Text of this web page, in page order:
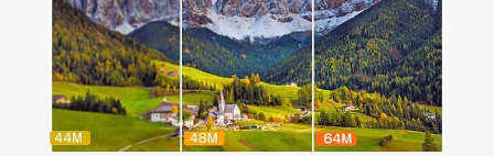
enfants et
débutateurs.
Interface intuitive
permettant de
basculer en un clic
entre photo, vidéo
et lecture. Aucune